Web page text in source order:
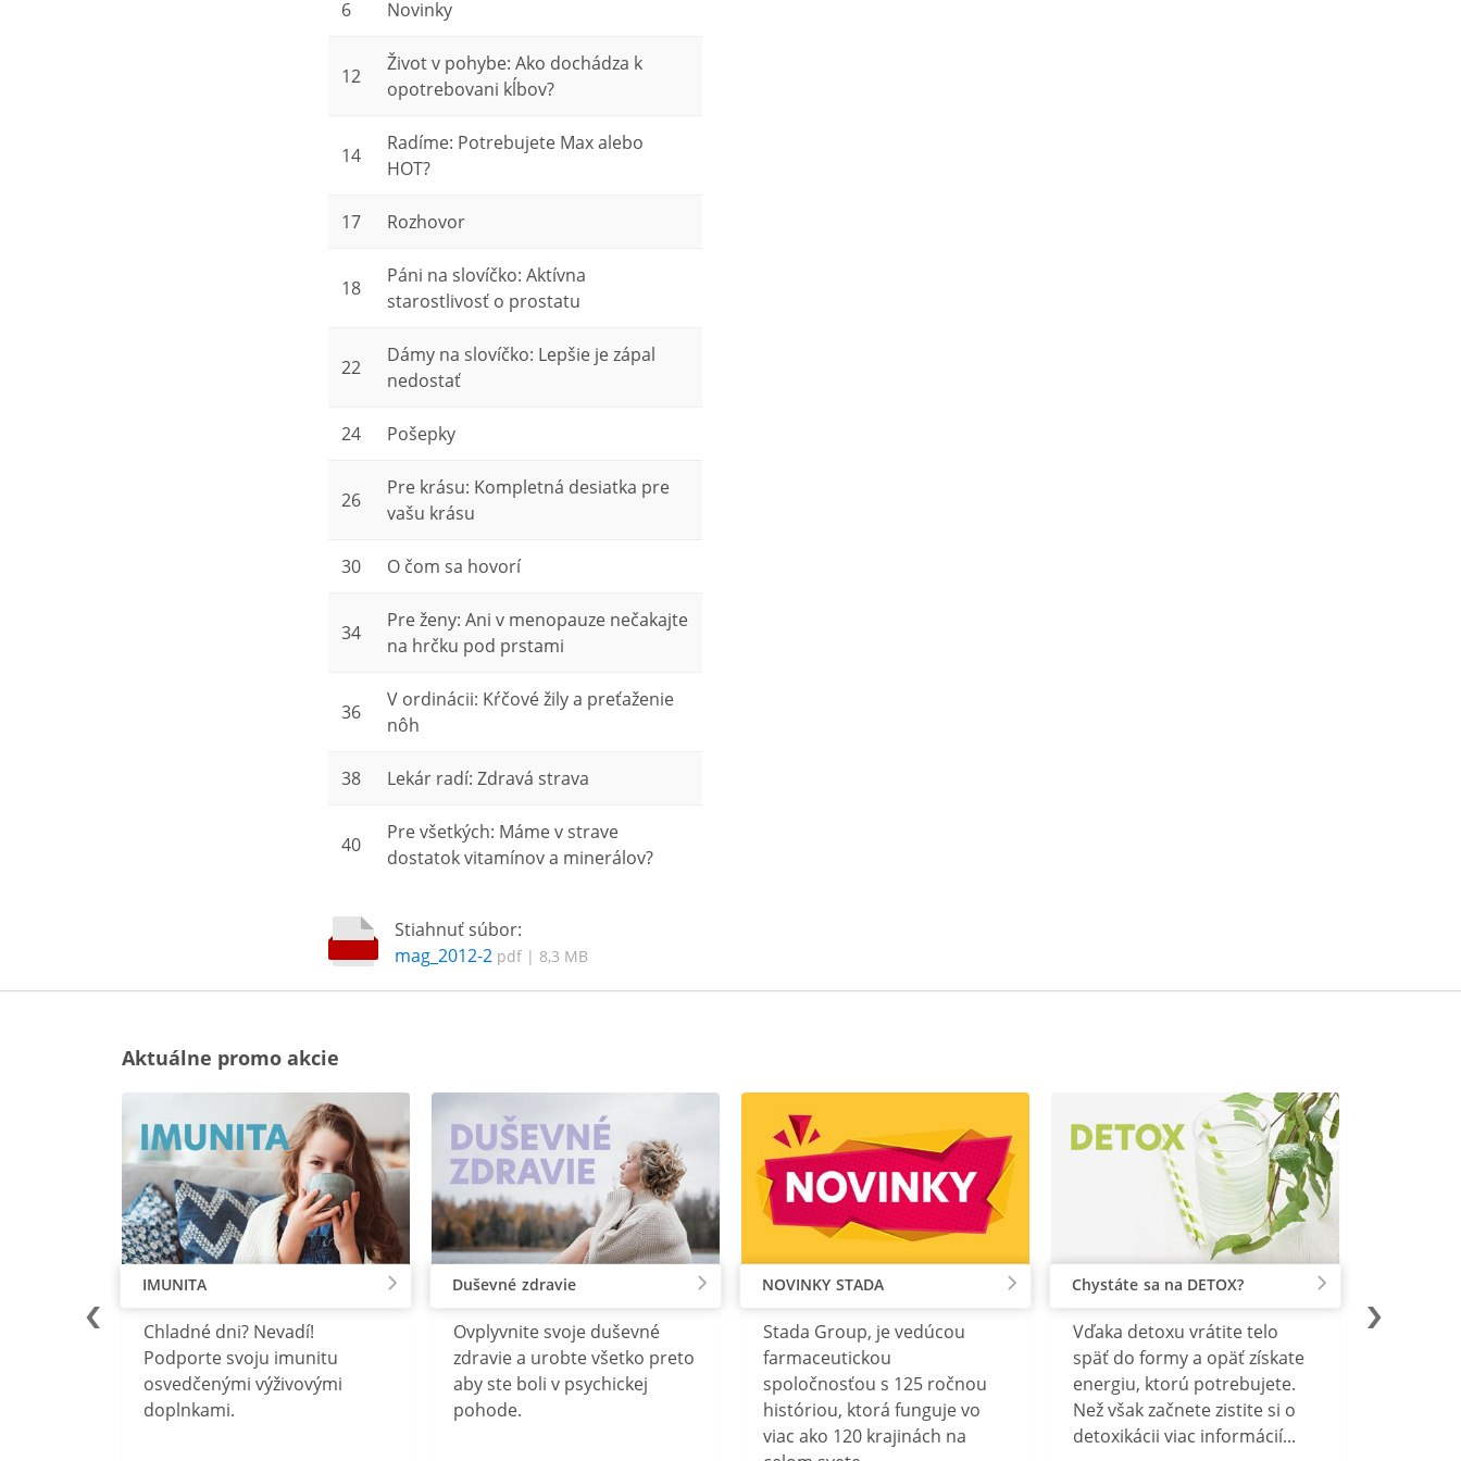
6 Novinky
12
Život v pohybe: Ako dochádza k
opotrebovani kĺbov?
14
Radíme: Potrebujete Max alebo
HOT?
17 Rozhovor
18
Páni na slovíčko: Aktívna
starostlivosť o prostatu
22
Dámy na slovíčko: Lepšie je zápal
nedostať
24 Pošepky
26
Pre krásu: Kompletná desiatka pre
vašu krásu
30 O čom sa hovorí
34
Pre ženy: Ani v menopauze nečakajte
na hrčku pod prstami
36
V ordinácii: Kŕčové žily a preťaženie
nôh
38 Lekár radí: Zdravá strava
40
Pre všetkých: Máme v strave
dostatok vitamínov a minerálov?
Stiahnuť súbor:
mag_2012-2 pdf | 8,3 MB
Aktuálne promo akcie
IMUNITA
Chladné dni? Nevadí!
Podporte svoju imunitu
osvedčenými výživovými
doplnkami.
Duševné zdravie
Ovplyvnite svoje duševné
zdravie a urobte všetko preto
aby ste boli v psychickej
pohode.
NOVINKY STADA
Stada Group, je vedúcou
farmaceutickou
spoločnosťou s 125 ročnou
históriou, ktorá funguje vo
viac ako 120 krajinách na
Chystáte sa na DETOX?
Vďaka detoxu vrátite telo
späť do formy a opäť získate
energiu, ktorú potrebujete.
Než však začnete zistite si o
detoxikácii viac informácií...